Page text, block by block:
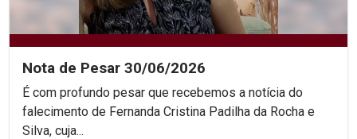
Nota de Pesar 30/06/2026
É com profundo pesar que recebemos a notícia do
falecimento de Fernanda Cristina Padilha da Rocha e
Silva, cuja...